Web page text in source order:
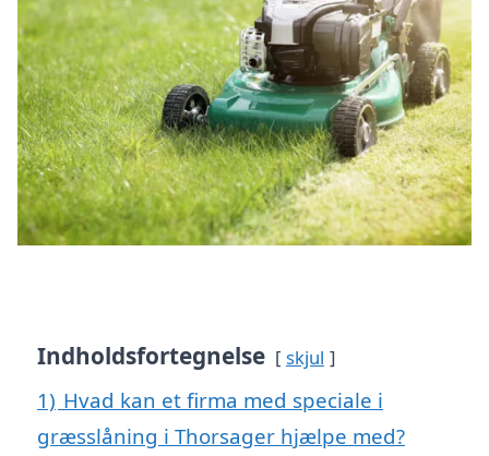
Indholdsfortegnelse skjul
1) Hvad kan et firma med speciale i
græsslåning i Thorsager hjælpe med?